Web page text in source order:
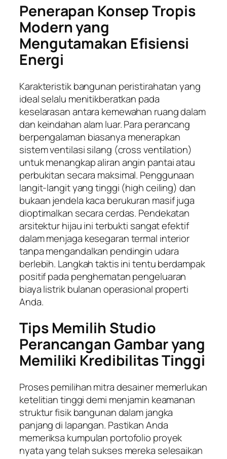
Penerapan Konsep Tropis
Modern yang
Mengutamakan Efisiensi
Energi
Karakteristik bangunan peristirahatan yang
ideal selalu menitikberatkan pada
keselarasan antara kemewahan ruang dalam
dan keindahan alam luar. Para perancang
berpengalaman biasanya menerapkan
sistem ventilasi silang (cross ventilation)
untuk menangkap aliran angin pantai atau
perbukitan secara maksimal. Penggunaan
langit-langit yang tinggi (high ceiling) dan
bukaan jendela kaca berukuran masif juga
dioptimalkan secara cerdas. Pendekatan
arsitektur hijau ini terbukti sangat efektif
dalam menjaga kesegaran termal interior
tanpa mengandalkan pendingin udara
berlebih. Langkah taktis ini tentu berdampak
positif pada penghematan pengeluaran
biaya listrik bulanan operasional properti
Anda.
Tips Memilih Studio
Perancangan Gambar yang
Memiliki Kredibilitas Tinggi
Proses pemilihan mitra desainer memerlukan
ketelitian tinggi demi menjamin keamanan
struktur fisik bangunan dalam jangka
panjang di lapangan. Pastikan Anda
memeriksa kumpulan portofolio proyek
nyata yang telah sukses mereka selesaikan